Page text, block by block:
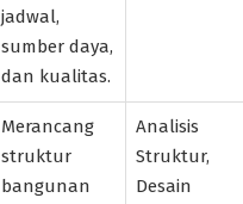
jadwal,
sumber daya,
dan kualitas.
Merancang
struktur
bangunan
Analisis
Struktur,
Desain